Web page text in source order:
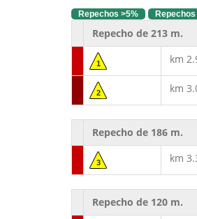
Repechos >5%
Repecho de 213 m.
1 km
2 km
Repecho de 186 m.
3 km
Repecho de 120 m.